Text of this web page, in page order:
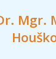
Mgr.